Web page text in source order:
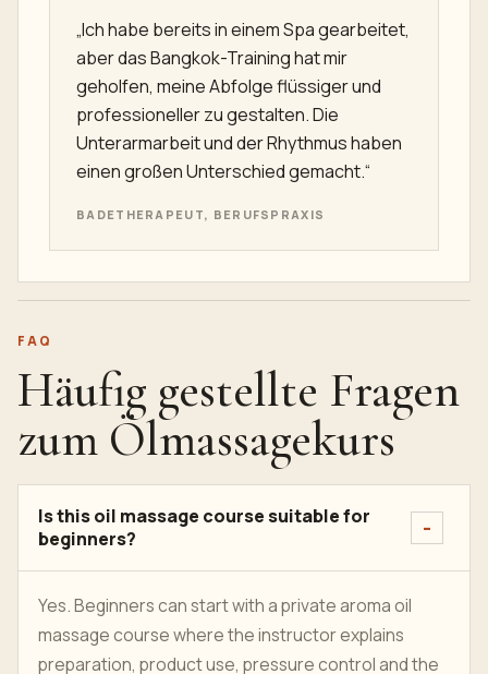
„Ich habe bereits in einem Spa gearbeitet,
aber das Bangkok-Training hat mir
geholfen, meine Abfolge flüssiger und
professioneller zu gestalten. Die
Unterarmarbeit und der Rhythmus haben
einen großen Unterschied gemacht.“
BADETHERAPEUT, BERUFSPRAXIS
FAQ
Häufig gestellte Fragen
zum Ölmassagekurs
Is this oil massage course suitable for
beginners?
Yes. Beginners can start with a private aroma oil
massage course where the instructor explains
preparation, product use, pressure control and the